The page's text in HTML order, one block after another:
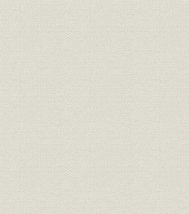
1. 5年ぶりの受賞
2. 業界最先端目指す
3. トラブル続出
第3節 HOPE画像の運用開始
第4節 情報システム部門の再編
第3章 新人事・賃金制度と新年金制度
第1節 新人事・賃金制度
1. 年功からの脱皮